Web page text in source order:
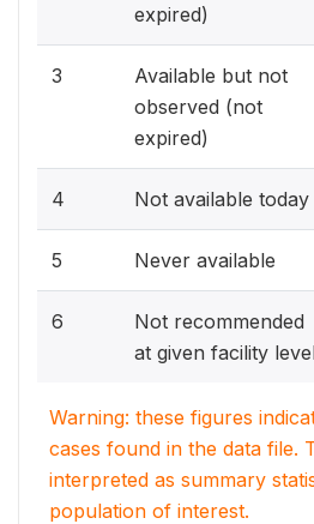
expired)
3
Available but not
observed (not
expired)
4 Not available today
5 Never available
6
Not recommended
at given facility
Warning: these figures
cases found in the data file.
interpreted as summary
population of interest.